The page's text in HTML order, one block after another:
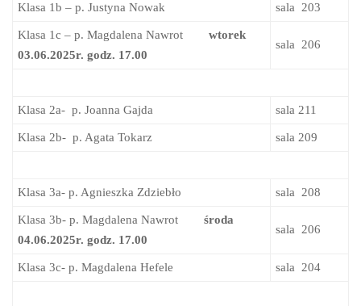
Klasa 1b – p. Justyna Nowak sala 203
Klasa 1c – p. Magdalena Nawrot
wtorek
03.06.2025r. godz. 17.00
sala 206
Klasa 2a- p. Joanna Gajda sala 211
Klasa 2b- p. Agata Tokarz sala 209
Klasa 3a- p. Agnieszka Zdziebło sala 208
Klasa 3b- p. Magdalena Nawrot
środa
04.06.2025r. godz. 17.00
sala 206
Klasa 3c- p. Magdalena Hefele sala 204